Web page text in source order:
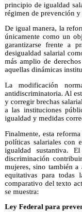
principio de igualdad
régimen de prevención
De igual manera, la
únicamente como un
garantizarse frente a
desigualdad salarial
más amplio de
aquellas dinámicas
La modificación
antidiscriminatoria. Al
y corregir brechas
a las instituciones
igualdad y medidas
Finalmente, esta
políticas salariales con
igualdad sustantiva.
discriminación
mujeres, sino también
equitativas para todas
comparativo del texto
se muestra:
Ley Federal para